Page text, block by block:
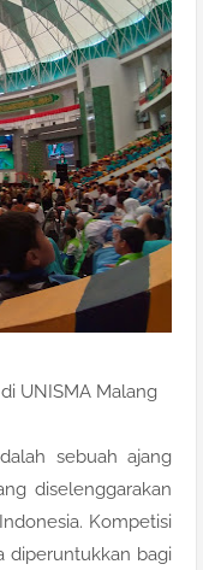
UNISMA Malang
sebuah ajang
diselenggarakan
Kompetisi
diperuntukkan bagi